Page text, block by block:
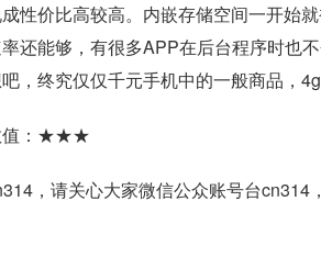
性价比高较高。内嵌存储空间一开始
还能够，有很多APP在后台程序时也
，终究仅仅千元手机中的一般商品，
值：★★★
，请关心大家微信公众账号台cn314